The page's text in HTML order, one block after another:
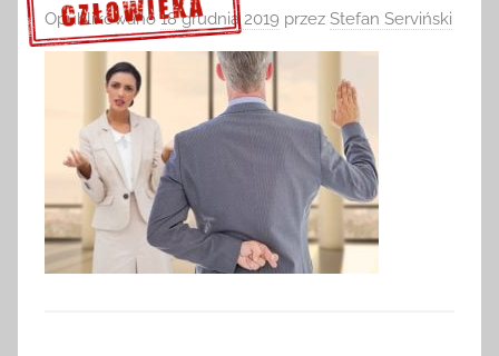
Sprawdź szczegóły >>>
Opublikowano18 grudnia 2019 przez Stefan Serviński